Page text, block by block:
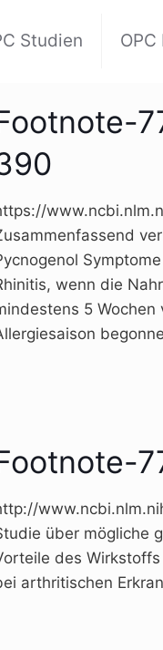
Studien OPC
wenn die
5 Wochen
über mögliche
des
arthritischen